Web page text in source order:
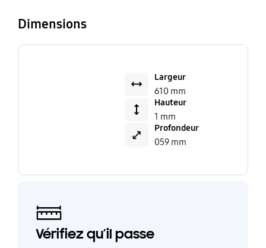
Dimensions
Largeur
610 mm
Hauteur
1 mm
Profondeur
059 mm
Vérifiez qu’il passe